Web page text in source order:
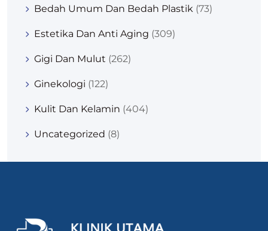
Bedah Umum Dan Bedah Plastik (73)
Estetika Dan Anti Aging (309)
Gigi Dan Mulut (262)
Ginekologi (122)
Kulit Dan Kelamin (404)
Uncategorized (8)